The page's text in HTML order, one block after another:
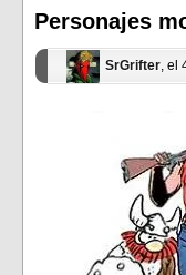
ventana
nueva)
ventana
nueva)
Personajes
SrGrifter, el